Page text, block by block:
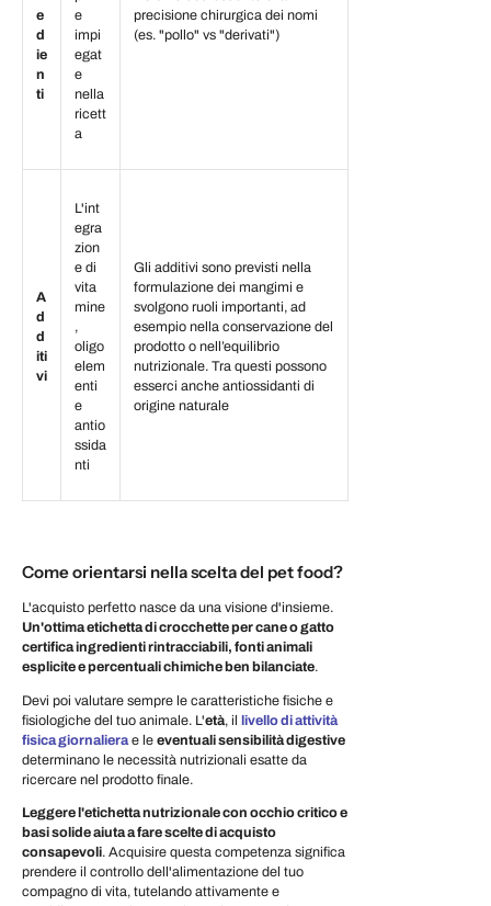
e
d
ie
n
ti
e
impi
egat
e
nella
ricett
a
precisione chirurgica dei nomi
(es. "pollo" vs "derivati")
A
d
d
iti
vi
L'int
egra
zion
e di
vita
mine
,
oligo
elem
enti
e
antio
ssida
nti
Gli additivi sono previsti nella
formulazione dei mangimi e
svolgono ruoli importanti, ad
esempio nella conservazione del
prodotto o nell’equilibrio
nutrizionale. Tra questi possono
esserci anche antiossidanti di
origine naturale
Come orientarsi nella scelta del pet food?
L'acquisto perfetto nasce da una visione d'insieme.
Un'ottima etichetta di crocchette per cane o gatto
certifica ingredienti rintracciabili, fonti animali
esplicite e percentuali chimiche ben bilanciate.
Devi poi valutare sempre le caratteristiche fisiche e
fisiologiche del tuo animale. L'età, il livello di attività
fisica giornaliera e le eventuali sensibilità digestive
determinano le necessità nutrizionali esatte da
ricercare nel prodotto finale.
Leggere l'etichetta nutrizionale con occhio critico e
basi solide aiuta a fare scelte di acquisto
consapevoli. Acquisire questa competenza significa
prendere il controllo dell'alimentazione del tuo
compagno di vita, tutelando attivamente e